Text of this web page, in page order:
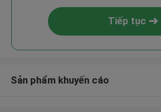
Tiếp tục
Sản phẩm khuyến cáo